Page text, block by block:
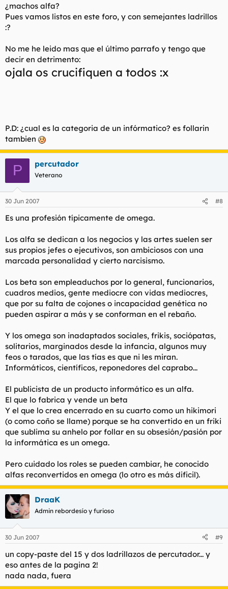
¿machos alfa?
Pues vamos listos en este foro, y con semejantes ladrillos
:?
No me he leido mas que el último parrafo y tengo que
decir en detrimento:
ojala os crucifiquen a todos :x
P.D: ¿cual es la categoria de un infórmatico? es follarin
tambien
P percutador
Veterano
30 Jun 2007 #8
Es una profesión típicamente de omega.
Los alfa se dedican a los negocios y las artes suelen ser
sus propios jefes o ejecutivos, son ambiciosos con una
marcada personalidad y cierto narcisismo.
Los beta son empleaduchos por lo general, funcionarios,
cuadros medios, gente mediocre con vidas mediocres,
que por su falta de cojones o incapacidad genética no
pueden aspirar a más y se conforman en el rebaño.
Y los omega son inadaptados sociales, frikis, sociópatas,
solitarios, marginados desde la infancia, algunos muy
feos o tarados, que las tías es que ni les miran.
Informáticos, científicos, reponedores del caprabo...
El publicista de un producto informático es un alfa.
El que lo fabrica y vende un beta
Y el que lo crea encerrado en su cuarto como un hikimori
(o como coño se llame) porque se ha convertido en un friki
que sublima su anhelo por follar en su obsesión/pasión por
la informática es un omega.
Pero cuidado los roles se pueden cambiar, he conocido
alfas reconvertidos en omega (lo otro es más dificil).
DraaK
Admin rebordesío y furioso
30 Jun 2007 #9
un copy-paste del 15 y dos ladrillazos de percutador... y
eso antes de la pagina 2!
nada nada, fuera